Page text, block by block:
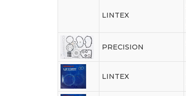
LINTEX
PRECISION
LINTEX